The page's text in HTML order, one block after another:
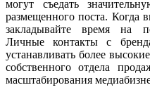
могут съедать
размещенного поста. Когда
закладывайте время на
Личные контакты с
устанавливать более
собственного отдела
масштабирования